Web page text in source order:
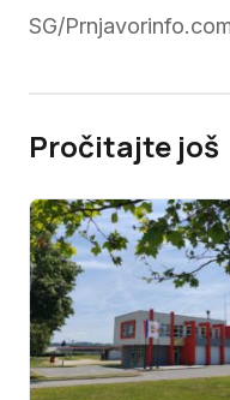
SG/
Pročitajte još